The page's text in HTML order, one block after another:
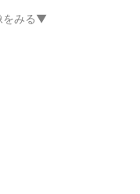
をみる▼